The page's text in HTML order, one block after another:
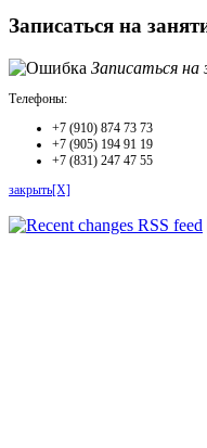
Записаться на
Записаться на
Телефоны:
+7 (910) 874 73 73
+7 (905) 194 91 19
+7 (831) 247 47 55
закрыть[X]